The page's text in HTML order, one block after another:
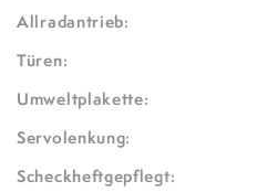
Allradantrieb:
Türen:
Umweltplakette:
Servolenkung:
Scheckheftgepflegt: